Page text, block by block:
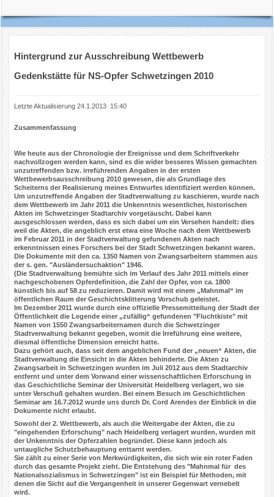
Hintergrund zur Ausschreibung Wettbewerb
Gedenkstätte für NS-Opfer Schwetzingen 2010
Letzte Aktualisierung 24.1.2013 15:40
Zusammenfassung
Wie heute aus der Chronologie der Ereignisse und dem Schriftverkehr
nachvollzogen werden kann, sind es die wider besseres Wissen gemachten
unzutreffenden bzw. irreführenden Angaben in der ersten
Wettbewerbsausschreibung 2010 gewesen, die als Grundlage des
Scheiterns der Realisierung meines Entwurfes identifiziert werden können.
Um unzutreffende Angaben der Stadtverwaltung zu kaschieren, wurde nach
dem Wettbewerb im Jahr 2011 die Unkenntnis wesentlicher, historischen
Akten im Schwetzinger Stadtarchiv vorgetäuscht. Dabei kann
ausgeschlossen werden, dass es sich dabei um ein Versehen handelt: dies
weil die Akten, die angeblich erst etwa eine Woche nach dem Wettbewerb
im Februar 2011 in der Stadtverwaltung gefundenen Akten nach
erkenntnissen eines Forschers bei der Stadt Schwetzingen bekannt waren.
Die Dokumente mit den ca. 1350 Namenvon Zwangsarbeiternstammen aus
der s. gen. "Ausländersuchaktion" 1946.
(Die Stadtverwaltung bemühte sich im Verlauf des Jahr 2011mittels einer
nachgeschobenen Opferdefinition, die Zahl der Opfer, von ca. 1800
künstlich bis auf 58 zu reduzieren. Damit wird mit einem „Mahnmal“ im
öffentlichen Raum der Geschichtsklitterung Vorschub geleistet.
Im Dezember 2011 wurde durch eine offizielle Pressemitteilung der Stadt der
Öffentlichkeit die Legende einer „zufällig“ gefundenen "Fluchtkiste" mit
Namen von 1550 Zwangsarbeiternamen durch die Schwetzinger
Stadtverwaltung bekannt gegeben, womit die Irreführung eine weitere,
diesmal öffentliche Dimension erreicht hatte.
Dazu gehört auch, dass seit dem angeblichen Fund der „neuen“ Akten, die
Stadtverwaltung die Einsicht in die Akten behinderte. Die Akten zu
Zwangsarbeit in Schwetzingen wurden im Juli 2012 aus dem Stadtarchiv
entfernt und unter dem Vorwand einer wissenschaftlichen Erforschung in
das Geschichtliche Seminar der Universität Heidelberg verlagert, wo sie
unter Verschuß gehalten wurden. Bei einem Besuch imGeschichtlichen
Seminar am 16.7.2012 wurde uns durch Dr. Cord Arendes der Einblick in die
Dokumente nicht erlaubt.
Sowohl der 2. Wettbewerb, als auch die Weitergabe der Akten, die zu
"eingehenden Erforschung" nach Heidelberg verlagert wurden, wurden mit
der Unkenntnis der Opferzahlen begründet. Diese kann jedoch als
untaugliche Schutzbehauptung enttarnt werden.
Siezählt zu einer Serie von Merkwürdigkeiten, die sich wie ein roter Faden
durch das gesamte Projekt zieht. Die Entstehung des "Mahnmal für des
Nationalsozialismus in Schwetzingen" ist ein Beispiel für Methoden, mit
denen die Sicht auf die Vergangenheit in unserer Gegenwart vernebelt
wird.